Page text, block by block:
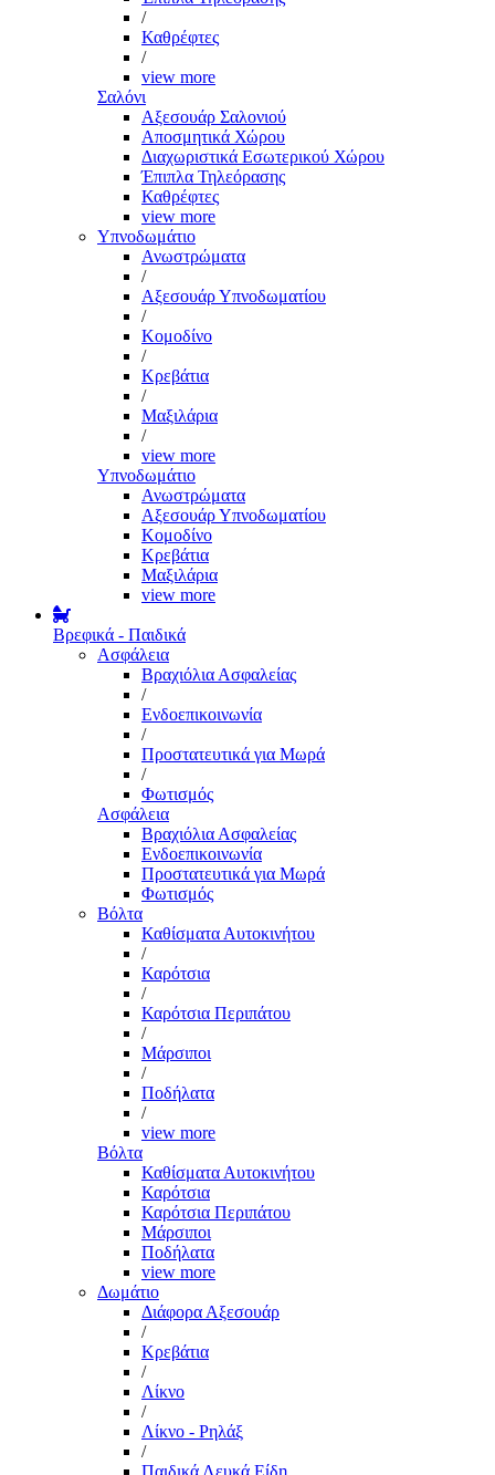
/
Καθρέφτες
/
view more
Σαλόνι
Αξεσουάρ Σαλονιού
Αποσμητικά Χώρου
Διαχωριστικά Εσωτερικού Χώρου
Έπιπλα Τηλεόρασης
Καθρέφτες
view more
Υπνοδωμάτιο
Ανωστρώματα
/
Αξεσουάρ Υπνοδωματίου
/
Κομοδίνο
/
Κρεβάτια
/
Μαξιλάρια
/
view more
Υπνοδωμάτιο
Ανωστρώματα
Αξεσουάρ Υπνοδωματίου
Κομοδίνο
Κρεβάτια
Μαξιλάρια
view more
Βρεφικά - Παιδικά
Ασφάλεια
Βραχιόλια Ασφαλείας
/
Ενδοεπικοινωνία
/
Προστατευτικά για Μωρά
/
Φωτισμός
Ασφάλεια
Βραχιόλια Ασφαλείας
Ενδοεπικοινωνία
Προστατευτικά για Μωρά
Φωτισμός
Βόλτα
Καθίσματα Αυτοκινήτου
/
Καρότσια
/
Καρότσια Περιπάτου
/
Μάρσιποι
/
Ποδήλατα
/
view more
Βόλτα
Καθίσματα Αυτοκινήτου
Καρότσια
Καρότσια Περιπάτου
Μάρσιποι
Ποδήλατα
view more
Δωμάτιο
Διάφορα Αξεσουάρ
/
Κρεβάτια
/
Λίκνο
/
Λίκνο - Ρηλάξ
/
Παιδικά Λευκά Είδη